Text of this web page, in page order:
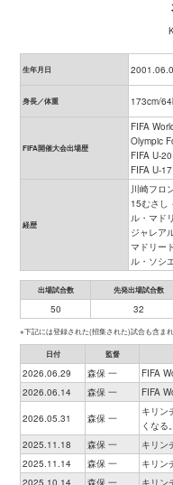
生年月日
身長／体重 173cm/
FIFA開催大会出場歴
FIFA
Olympic
FIFA U-
FIFA U-
経歴
川崎フロ
15むさ
ル・マド
ジャレア
マドリー
ル・ソシ
出場試合数 先発出場試合数
50 32
※下記には登録された(招集された)試合も含ま
日付 監督
2026.06.29 森保 一 FIFA
2026.06.14
森保 一 FIFA
2026.05.31 森保 一
キリン
くなる。
2025.11.18 森保 一 キリン
2025.11.14
森保 一 キリン
2025.10.14
森保 一 キリン